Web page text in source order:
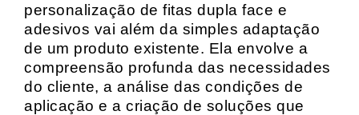
personalização de fitas dupla face e
adesivos vai além da simples adaptação
de um produto existente. Ela envolve a
compreensão profunda das necessidades
do cliente, a análise das condições de
aplicação e a criação de soluções que